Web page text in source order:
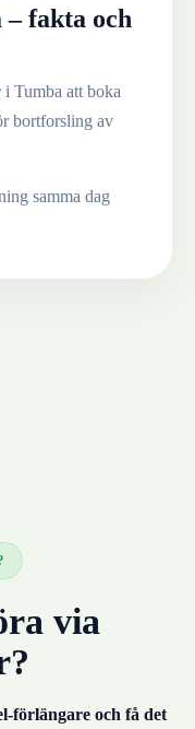
– fakta och
i Tumba att boka
bortforsling av
samma dag
via
förlängare och få det